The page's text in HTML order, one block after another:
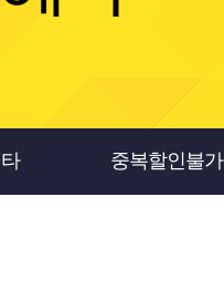
중복할인불가